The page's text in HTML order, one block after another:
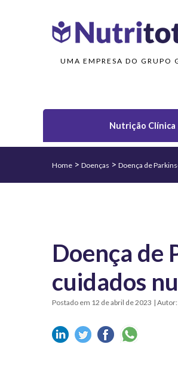
UMA EMPRESA DO GRUPO
Nutrição Clínica
Home > Doenças > Doença de
Doença de
cuidados
Postado em 12 de abril de 2023 |